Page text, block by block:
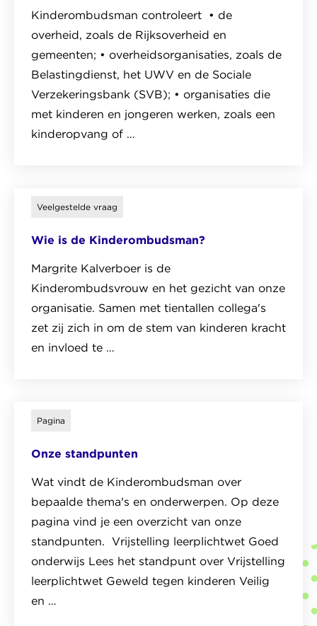
Wanneer
ons
om
vragen?
Kinderombudsman controleert • de
overheid, zoals de Rijksoverheid en
gemeenten; • overheidsorganisaties, zoals de
Belastingdienst, het UWV en de Sociale
Verzekeringsbank (SVB); • organisaties die
met kinderen en jongeren werken, zoals een
kinderopvang of …
veelgestelde
over
Welke
organisaties
controleren
Veelgestelde vraag
Wie is de Kinderombudsman?
Margrite Kalverboer is de
Kinderombudsvrouw en het gezicht van onze
organisatie. Samen met tientallen collega's
zet zij zich in om de stem van kinderen kracht
en invloed te …
veelgestelde
over
Wie
is
Kinderombudsman?
Pagina
Onze standpunten
Wat vindt de Kinderombudsman over
bepaalde thema's en onderwerpen. Op deze
pagina vind je een overzicht van onze
standpunten. Vrijstelling leerplichtwet Goed
onderwijs Lees het standpunt over Vrijstelling
leerplichtwet Geweld tegen kinderen Veilig
en …